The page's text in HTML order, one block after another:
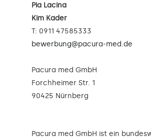
Pia Lacina
Kim Kader
T: 0911 47585333
bewerbung@pacura-med.de
Pacura med GmbH
Forchheimer Str. 1
90425 Nürnberg
Pacura med GmbH ist ein